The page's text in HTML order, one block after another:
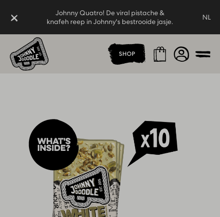
Sluiten
Johnny Quatro! De viral pistache &
knafeh reep in Johnny's bestrooide jasje.
Johnny Quatro! De viral pistache &
knafeh reep in Johnny's bestrooide jasje.
NL
Thuispagina
SHOP Winkelmand
Account
What's
inside?